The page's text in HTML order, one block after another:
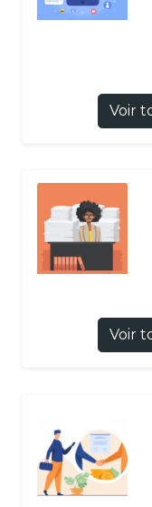
Voir
Voir